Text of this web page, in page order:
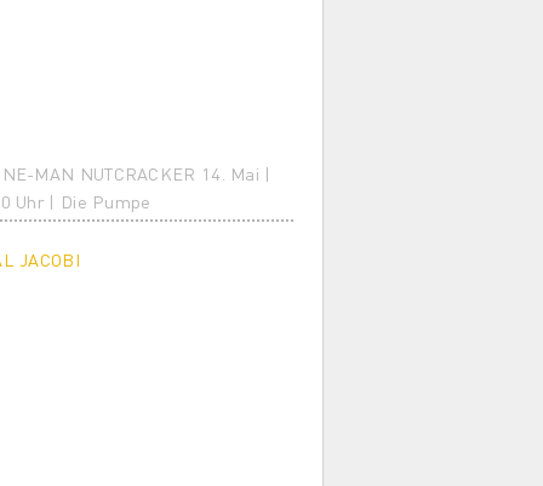
MAN NUTCRACKER 14. Mai |
Uhr | Die Pumpe
JACOBI